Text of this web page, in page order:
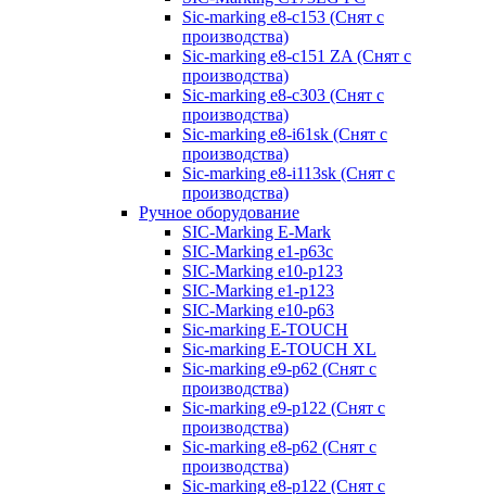
Sic-marking e8-c153 (Снят с
производства)
Sic-marking e8-c151 ZA (Снят с
производства)
Sic-marking e8-c303 (Снят с
производства)
Sic-marking e8-i61sk (Снят с
производства)
Sic-marking e8-i113sk (Снят с
производства)
Ручное оборудование
SIC-Marking E-Mark
SIC-Marking e1-p63с
SIC-Marking e10-p123
SIC-Marking e1-p123
SIC-Marking e10-p63
Sic-marking E-TOUCH
Sic-marking E-TOUCH XL
Sic-marking e9-p62 (Снят с
производства)
Sic-marking e9-p122 (Снят с
производства)
Sic-marking e8-p62 (Снят с
производства)
Sic-marking e8-p122 (Снят с